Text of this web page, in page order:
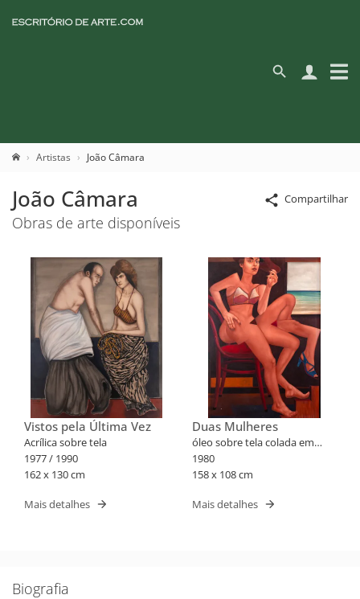
Artistas João Câmara
Compartilhar
João Câmara
Obras de arte disponíveis
Vistos pela Última Vez
Acrílica sobre tela
1977 / 1990
162 x 130 cm
Mais detalhes
Duas Mulheres
óleo sobre tela colada em
placa
1980
158 x 108 cm
Mais detalhes
Biografia